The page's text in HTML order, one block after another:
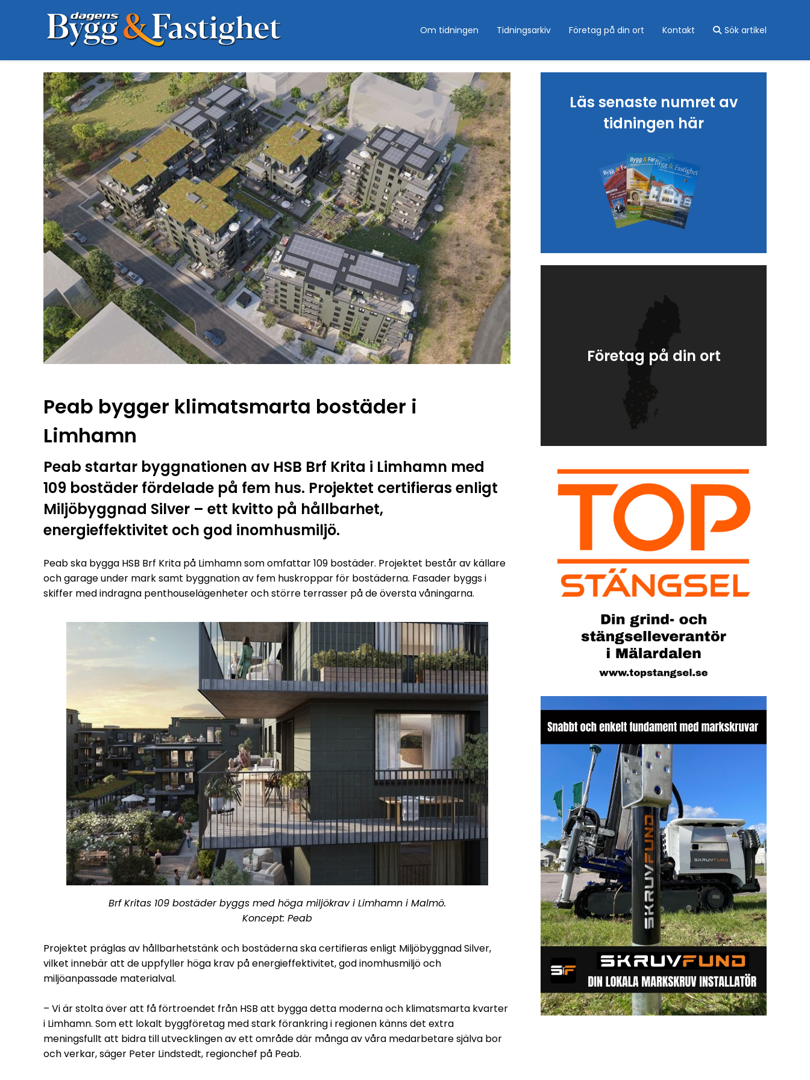
Om tidningen Tidningsarkiv Företag på din ort Kontakt Sök artikel
Peab bygger klimatsmarta bostäder i
Limhamn
Peab startar byggnationen av HSB Brf Krita i Limhamn med
109 bostäder fördelade på fem hus. Projektet certifieras enligt
Miljöbyggnad Silver – ett kvitto på hållbarhet,
energieffektivitet och god inomhusmiljö.
Peab ska bygga HSB Brf Krita på Limhamn som omfattar 109 bostäder. Projektet består av källare
och garage under mark samt byggnation av fem huskroppar för bostäderna. Fasader byggs i
skiffer med indragna penthouselägenheter och större terrasser på de översta våningarna.
Brf Kritas 109 bostäder byggs med höga miljökrav i Limhamn i Malmö.
Koncept: Peab
Projektet präglas av hållbarhetstänk och bostäderna ska certifieras enligt Miljöbyggnad Silver,
vilket innebär att de uppfyller höga krav på energieffektivitet, god inomhusmiljö och
miljöanpassade materialval.
– Vi är stolta över att få förtroendet från HSB att bygga detta moderna och klimatsmarta kvarter
i Limhamn. Som ett lokalt byggföretag med stark förankring i regionen känns det extra
meningsfullt att bidra till utvecklingen av ett område där många av våra medarbetare själva bor
och verkar, säger Peter Lindstedt, regionchef på Peab.
Läs senaste numret av
tidningen här
Företag på din ort